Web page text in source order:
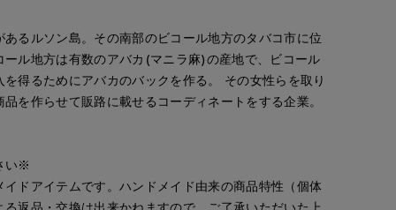
るルソン島。その南部のビコール地方のタバコ市に位
ル地方は有数のアバカ(マニラ麻)の産地で、ビコール
得るためにアバカのバックを作る。 その女性らを取り
を作らせて販路に載せるコーディネートをする企業。
い※
ドアイテムです。ハンドメイド由来の商品特性（個体
返品・交換は出来かねますので、ご了承いただいた上